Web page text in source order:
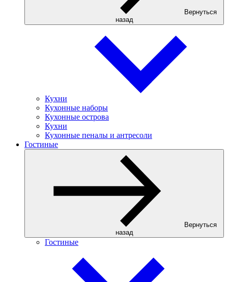
Вернуться
назад
Кухни
Кухонные наборы
Кухонные острова
Кухни
Кухонные пеналы и антресоли
Гостиные
Вернуться
назад
Гостиные